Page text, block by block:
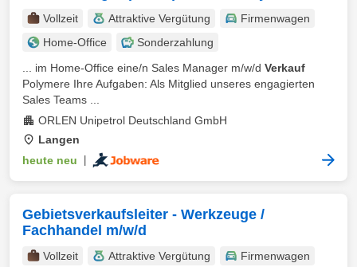
Vollzeit Attraktive Vergütung
Firmenwagen
Home-Office
Sonderzahlung
... im Home-Office eine/n Sales Manager m/w/d Verkauf
Polymere Ihre Aufgaben: Als Mitglied unseres engagierten
Sales Teams ...
ORLEN Unipetrol Deutschland GmbH
Langen
heute neu
Gebietsverkaufsleiter - Werkzeuge /
Fachhandel m/w/d
Vollzeit Attraktive Vergütung
Firmenwagen